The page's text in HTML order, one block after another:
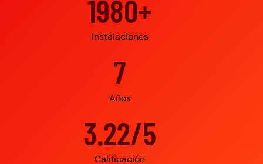
3000+
Instalaciones
10
Años
4.95/5
Calificación